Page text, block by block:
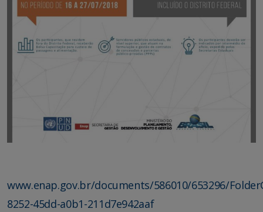
www.enap.gov.br/documents/586010/653296/
8252-45dd-a0b1-211d7e942aaf